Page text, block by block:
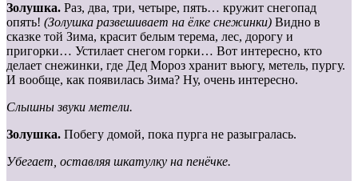
Золушка. Раз, два, три, четыре, пять… кружит снегопад
опять! (Золушка развешивает на ёлке снежинки) Видно в
сказке той Зима, красит белым терема, лес, дорогу и
пригорки… Устилает снегом горки… Вот интересно, кто
делает снежинки, где Дед Мороз хранит вьюгу, метель, пургу.
И вообще, как появилась Зима? Ну, очень интересно.
Слышны звуки метели.
Золушка. Побегу домой, пока пурга не разыгралась.
Убегает, оставляя шкатулку на пенёчке.